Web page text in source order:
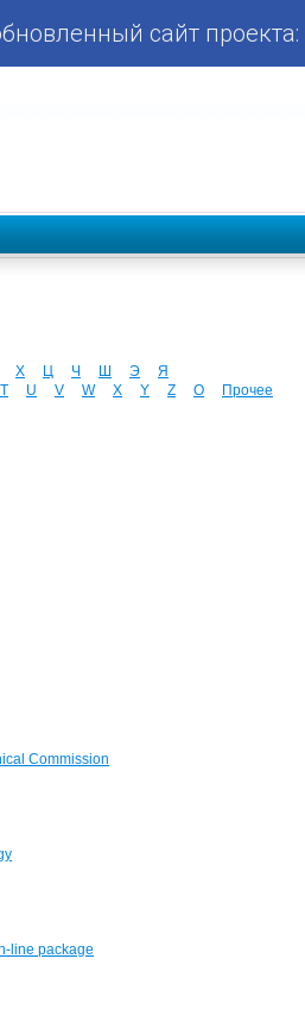
сайт проекта:
Х Ц Ч Ш Э
Я
T U V W X Y Z О Прочее
Commission
line package